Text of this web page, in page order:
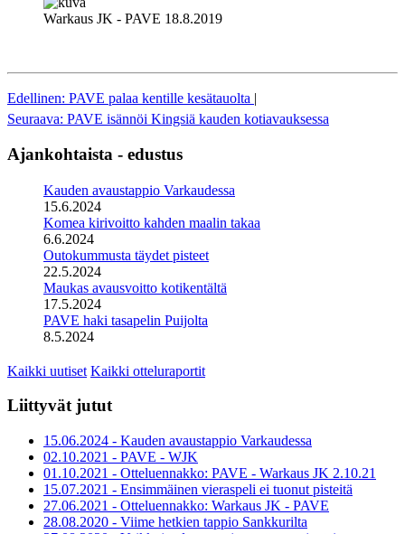
Warkaus JK - PAVE 18.8.2019
Edellinen: PAVE palaa kentille kesätauolta |
Seuraava: PAVE isännöi Kingsiä kauden kotiavauksessa
Ajankohtaista - edustus
Kauden avaustappio Varkaudessa
15.6.2024
Komea kirivoitto kahden maalin takaa
6.6.2024
Outokummusta täydet pisteet
22.5.2024
Maukas avausvoitto kotikentältä
17.5.2024
PAVE haki tasapelin Puijolta
8.5.2024
Kaikki uutiset Kaikki otteluraportit
Liittyvät jutut
15.06.2024 - Kauden avaustappio Varkaudessa
02.10.2021 - PAVE - WJK
01.10.2021 - Otteluennakko: PAVE - Warkaus JK 2.10.21
15.07.2021 - Ensimmäinen vieraspeli ei tuonut pisteitä
27.06.2021 - Otteluennakko: Warkaus JK - PAVE
28.08.2020 - Viime hetkien tappio Sankkurilta